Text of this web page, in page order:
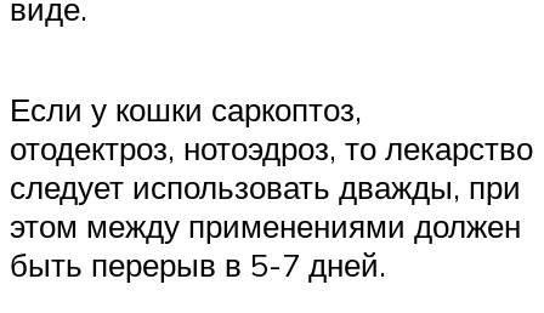
виде.
Если у кошки саркоптоз,
отодектроз, нотоэдроз, то лекарство
следует использовать дважды, при
этом между применениями должен
быть перерыв в 5-7 дней.